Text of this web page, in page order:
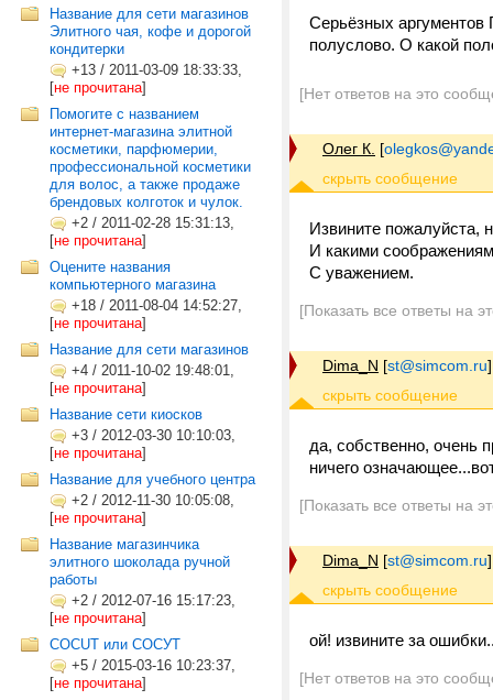
Название для сети магазинов
Элитного чая, кофе и дорогой
кондитерки
+13 / 2011-03-09 18:33:33,
[не прочитана]
Помогите с названием
интернет-магазина элитной
косметики, парфюмерии,
профессиональной косметики
для волос, а также продаже
брендовых колготок и чулок.
+2 / 2011-02-28 15:31:13,
[не прочитана]
Оцените названия
компьютерного магазина
+18 / 2011-08-04 14:52:27,
[не прочитана]
Название для сети магазинов
+4 / 2011-10-02 19:48:01,
[не прочитана]
Название сети киосков
+3 / 2012-03-30 10:10:03,
[не прочитана]
Название для учебного центра
+2 / 2012-11-30 10:05:08,
[не прочитана]
Название магазинчика
элитного шоколада ручной
работы
+2 / 2012-07-16 15:17:23,
[не прочитана]
COCUT или СОСУТ
+5 / 2015-03-16 10:23:37,
[не прочитана]
Серьёзных
полуслово. О какой
[Нет ответов на это
Олег К. [
Извините пожалуйста,
И какими
С уважением.
[Показать все ответы на
Dima_N [st@simcom.ru]
да, собственно, очень
ничего
[Показать все ответы на
Dima_N [st@simcom.ru]
ой! извините за
[Нет ответов на это